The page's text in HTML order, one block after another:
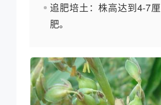
追肥培土：株高达到4-7
肥。